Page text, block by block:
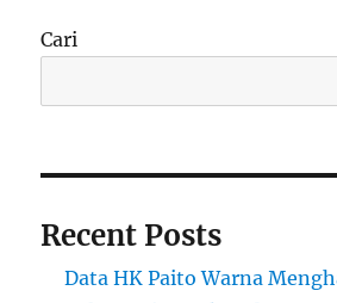
Cari
Recent Posts
Data HK Paito Warna